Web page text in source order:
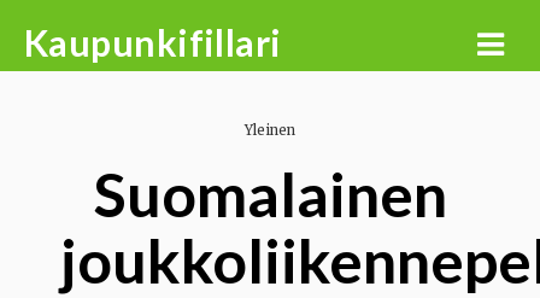
Kaupunkifillari
Yleinen
Suomalainen